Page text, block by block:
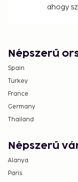
ahogy
Népszerű
Spain
Turkey
France
Germany
Thailand
Népszerű
Alanya
Paris